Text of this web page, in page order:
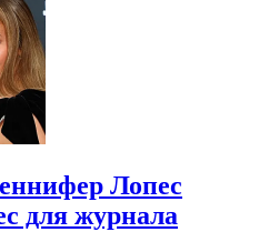
Лопес
для журнала